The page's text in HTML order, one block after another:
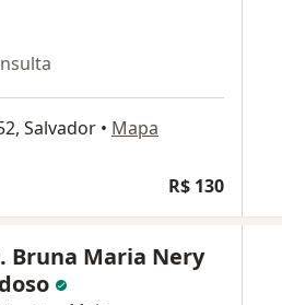
Salvador • Mapa
R$ 130
Bruna Maria Nery